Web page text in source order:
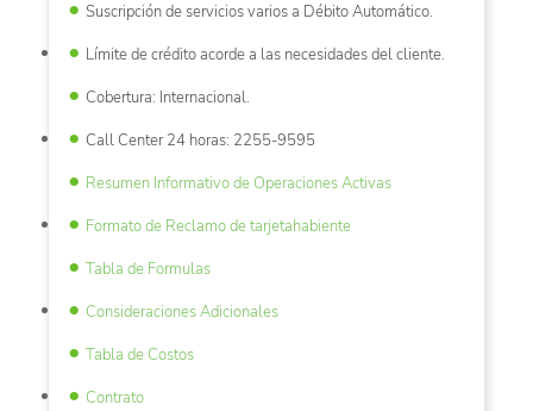
Suscripción de servicios varios a Débito Automático.
Límite de crédito acorde a las necesidades del cliente.
Cobertura: Internacional.
Call Center 24 horas: 2255-9595
Resumen Informativo de Operaciones Activas
Formato de Reclamo de tarjetahabiente
Tabla de Formulas
Consideraciones Adicionales
Tabla de Costos
Contrato